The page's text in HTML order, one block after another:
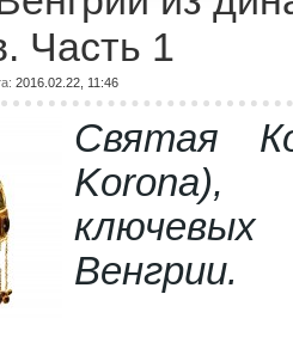
Часть 1
2016.02.22, 11:46
Святая
Венгрии.